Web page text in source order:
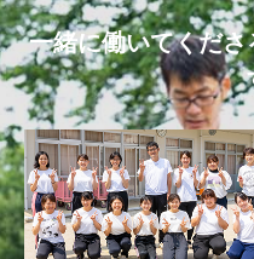
一緒に働いてくだ